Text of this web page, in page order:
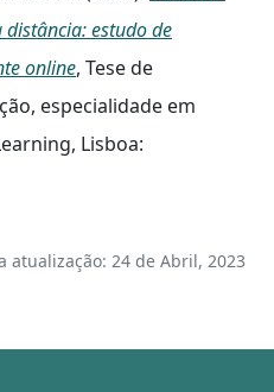
distância: estudo de
online, Tese de
especialidade em
Lisboa:
atualização: 24 de Abril, 2023